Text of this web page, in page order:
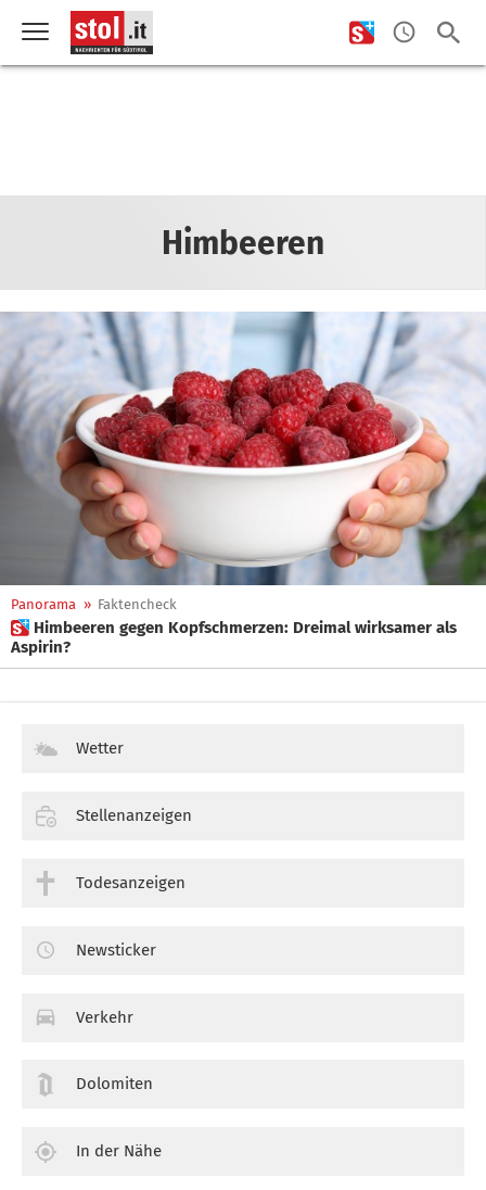
Himbeeren
Panorama » Faktencheck
 Himbeeren gegen Kopfschmerzen: Dreimal wirksamer als
Aspirin?
Wetter
Stellenanzeigen
Todesanzeigen
Newsticker
Verkehr
Dolomiten
In der Nähe